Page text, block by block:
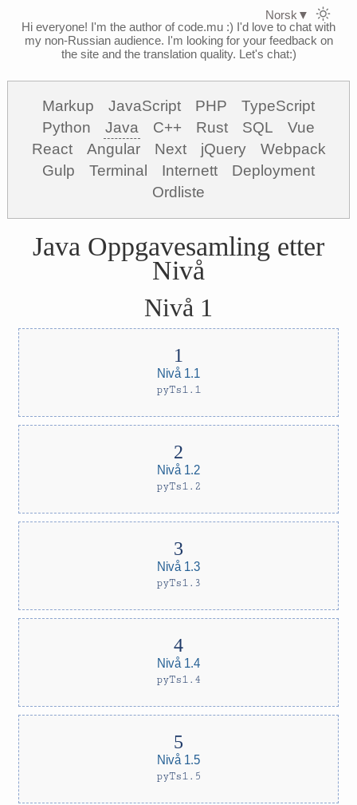
Hi everyone! I'm the author of code.mu :) I'd love to chat with
my non-Russian audience. I'm looking for your feedback on
the site and the translation quality. Let's chat:)
Markup JavaScript PHP
TypeScript
Python
Java C++ Rust SQL
Vue
React
Angular Next jQuery
Webpack
Gulp
Terminal Internett
Deployment
Ordliste
Java Oppgavesamling etter
Nivå
Nivå 1
Nivå 1.1
pyTs1.1
Nivå 1.2
pyTs1.2
Nivå 1.3
pyTs1.3
Nivå 1.4
pyTs1.4
Nivå 1.5
pyTs1.5
Norsk ▼